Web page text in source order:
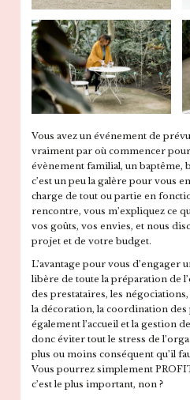
Vous avez un événement de
vraiment par où commencer
évènement familial, un baptême,
c’est un peu la galère pour vous
charge de tout ou partie en
rencontre, vous m’expliquez ce
vos goûts, vos envies, et nous
projet et de votre budget.
L’avantage pour vous d’engager
libère de toute la préparation de
des prestataires, les négociations,
la décoration, la coordination des
également l’accueil et la gestion
donc éviter tout le stress de
plus ou moins conséquent qu’il
Vous pourrez simplement
c’est le plus important, non ?